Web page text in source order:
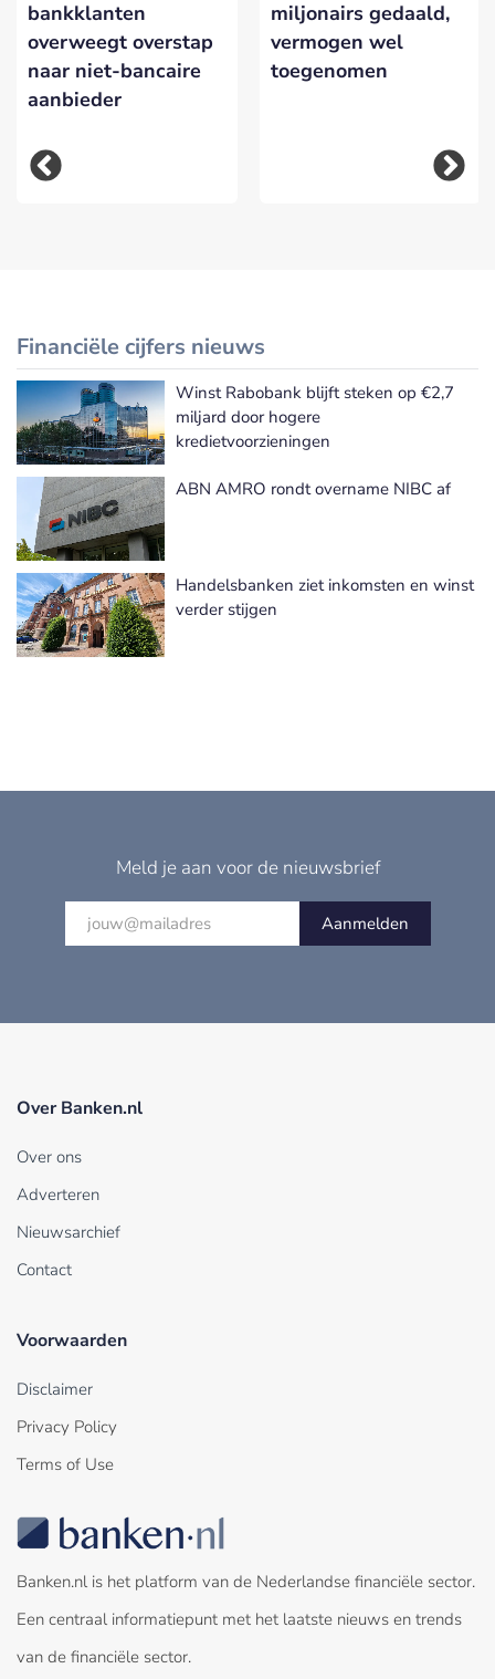
bankklanten
overweegt overstap
naar niet-bancaire
aanbieder
miljonairs gedaald,
vermogen wel
toegenomen
Financiële cijfers nieuws
Meer Financiële cijfers nieuws
Winst Rabobank blijft steken op €2,7
miljard door hogere
kredietvoorzieningen
ABN AMRO rondt overname NIBC af
Handelsbanken ziet inkomsten en winst
verder stijgen
Meld je aan voor de nieuwsbrief
Aanmelden
Over Banken.nl
Over ons
Adverteren
Nieuwsarchief
Contact
Voorwaarden
Disclaimer
Privacy Policy
Terms of Use
Banken.nl is het platform van de Nederlandse financiële sector.
Een centraal informatiepunt met het laatste nieuws en trends
van de financiële sector.